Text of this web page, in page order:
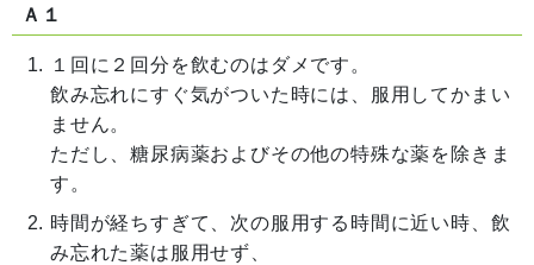
Ａ１
１回に２回分を飲むのはダメです。
飲み忘れにすぐ気がついた時には、服用してかまい
ません。
ただし、糖尿病薬およびその他の特殊な薬を除きま
す。
時間が経ちすぎて、次の服用する時間に近い時、飲
み忘れた薬は服用せず、